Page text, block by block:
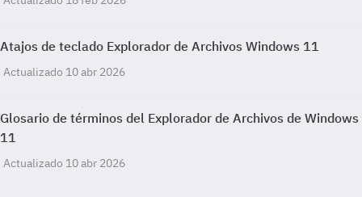
Atajos de teclado Explorador de Archivos Windows 11
Actualizado 10 abr 2026
Glosario de términos del Explorador de Archivos de Windows
11
Actualizado 10 abr 2026